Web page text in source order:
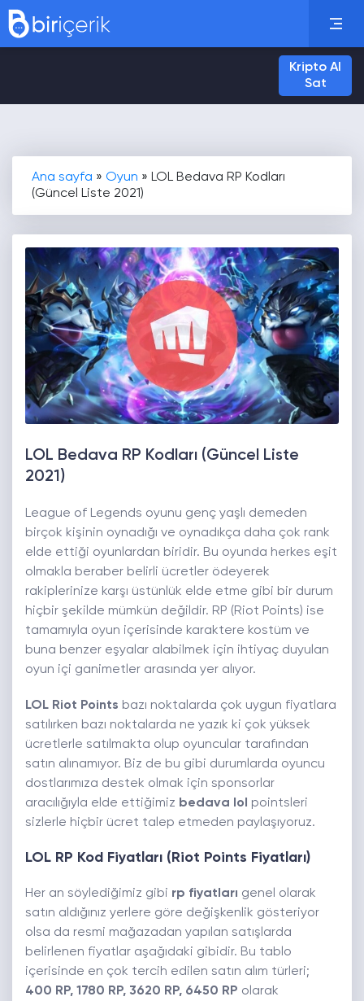
Kripto Al
Sat
Ana sayfa » Oyun » LOL Bedava RP Kodları
(Güncel Liste 2021)
LOL Bedava RP Kodları (Güncel Liste
2021)
League of Legends oyunu genç yaşlı demeden
birçok kişinin oynadığı ve oynadıkça daha çok rank
elde ettiği oyunlardan biridir. Bu oyunda herkes eşit
olmakla beraber belirli ücretler ödeyerek
rakiplerinize karşı üstünlük elde etme gibi bir durum
hiçbir şekilde mümkün değildir. RP (Riot Points) ise
tamamıyla oyun içerisinde karaktere kostüm ve
buna benzer eşyalar alabilmek için ihtiyaç duyulan
oyun içi ganimetler arasında yer alıyor.
LOL Riot Points bazı noktalarda çok uygun fiyatlara
satılırken bazı noktalarda ne yazık ki çok yüksek
ücretlerle satılmakta olup oyuncular tarafından
satın alınamıyor. Biz de bu gibi durumlarda oyuncu
dostlarımıza destek olmak için sponsorlar
aracılığıyla elde ettiğimiz bedava lol
pointsleri
sizlerle hiçbir ücret talep etmeden paylaşıyoruz.
LOL RP Kod Fiyatları (Riot Points Fiyatları)
Her an söylediğimiz gibi rp fiyatları genel olarak
satın aldığınız yerlere göre değişkenlik gösteriyor
olsa da resmi mağazadan yapılan satışlarda
belirlenen fiyatlar aşağıdaki gibidir. Bu tablo
içerisinde en çok tercih edilen satın alım türleri;
400 RP, 1780 RP, 3620 RP, 6450 RP olarak